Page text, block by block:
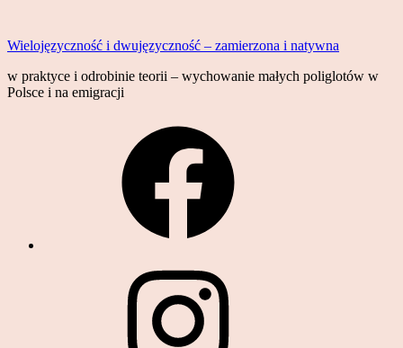
content
Wielojęzyczność i dwujęzyczność – zamierzona i natywna
w praktyce i odrobinie teorii – wychowanie małych poliglotów w
Polsce i na emigracji